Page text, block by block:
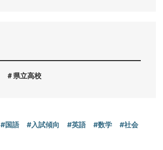
県立高校
#国語 #入試傾向 #英語 #数学
#社会